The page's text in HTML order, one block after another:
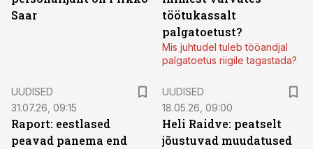
Saar
töötukassalt
palgatoetust?
Mis juhtudel tuleb tööandjal
palgatoetus riigile tagastada?
UUDISED
31.07.26, 09:15
Raport: eestlased
peavad panema end
UUDISED
18.05.26, 09:00
Heli Raidve: peatselt
jõustuvad muudatused